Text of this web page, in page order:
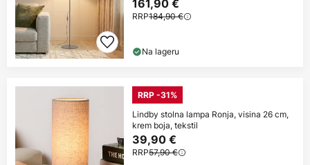
161,90 €
RRP184,90 €
Na lageru
RRP -31%
Lindby stolna lampa Ronja, visina 26 cm,
krem boja, tekstil
39,90 €
RRP57,90 €